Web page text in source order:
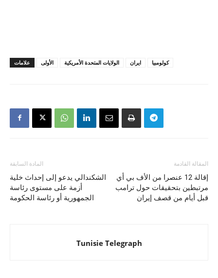
علامات الأولى الولايات المتحدة الأمريكية ايران كولومبيا
المادة السابقة
الشكندالي يدعو إلى إحداث خلية
أزمة على مستوى رئاسة
الجمهورية أو رئاسة الحكومة
المقالة القادمة
إقالة 12 عنصرا من الأف بي أي
مرتبطين بتحقيقات حول ترامب
قبل أيام من قصف إيران
Tunisie Telegraph